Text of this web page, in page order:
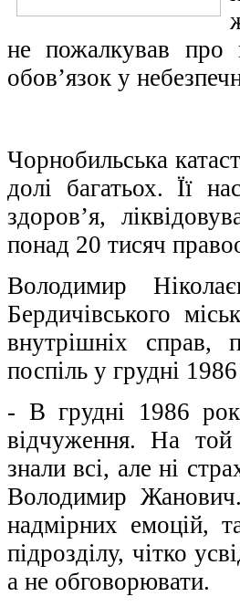
не пожалкував про
обов’язок у
Чорнобильська
долі багатьох. Її
здоров’я,
понад 20 тисяч
Володимир
Бердичівського
внутрішніх справ,
поспіль у грудні
- В грудні 1986
відчуження. На
знали всі, але ні
Володимир
надмірних емоцій,
підрозділу, чітко
а не обговорювати.